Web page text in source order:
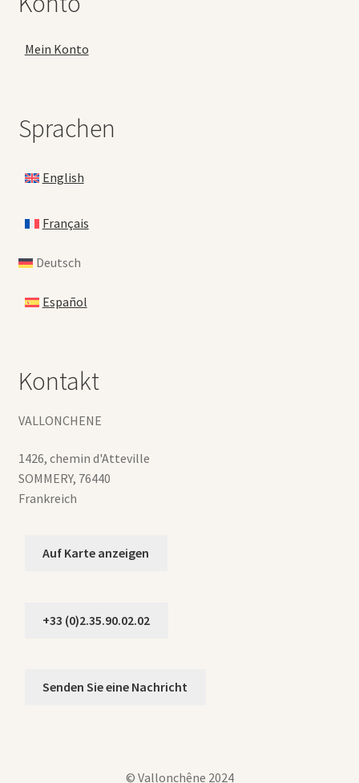
Mein Konto
Sprachen
English
Français
Deutsch
Español
Kontakt
VALLONCHENE
1426, chemin d'Atteville
SOMMERY, 76440
Frankreich
Auf Karte anzeigen
+33 (0)2.35.90.02.02
Senden Sie eine Nachricht
© Vallonchêne 2024